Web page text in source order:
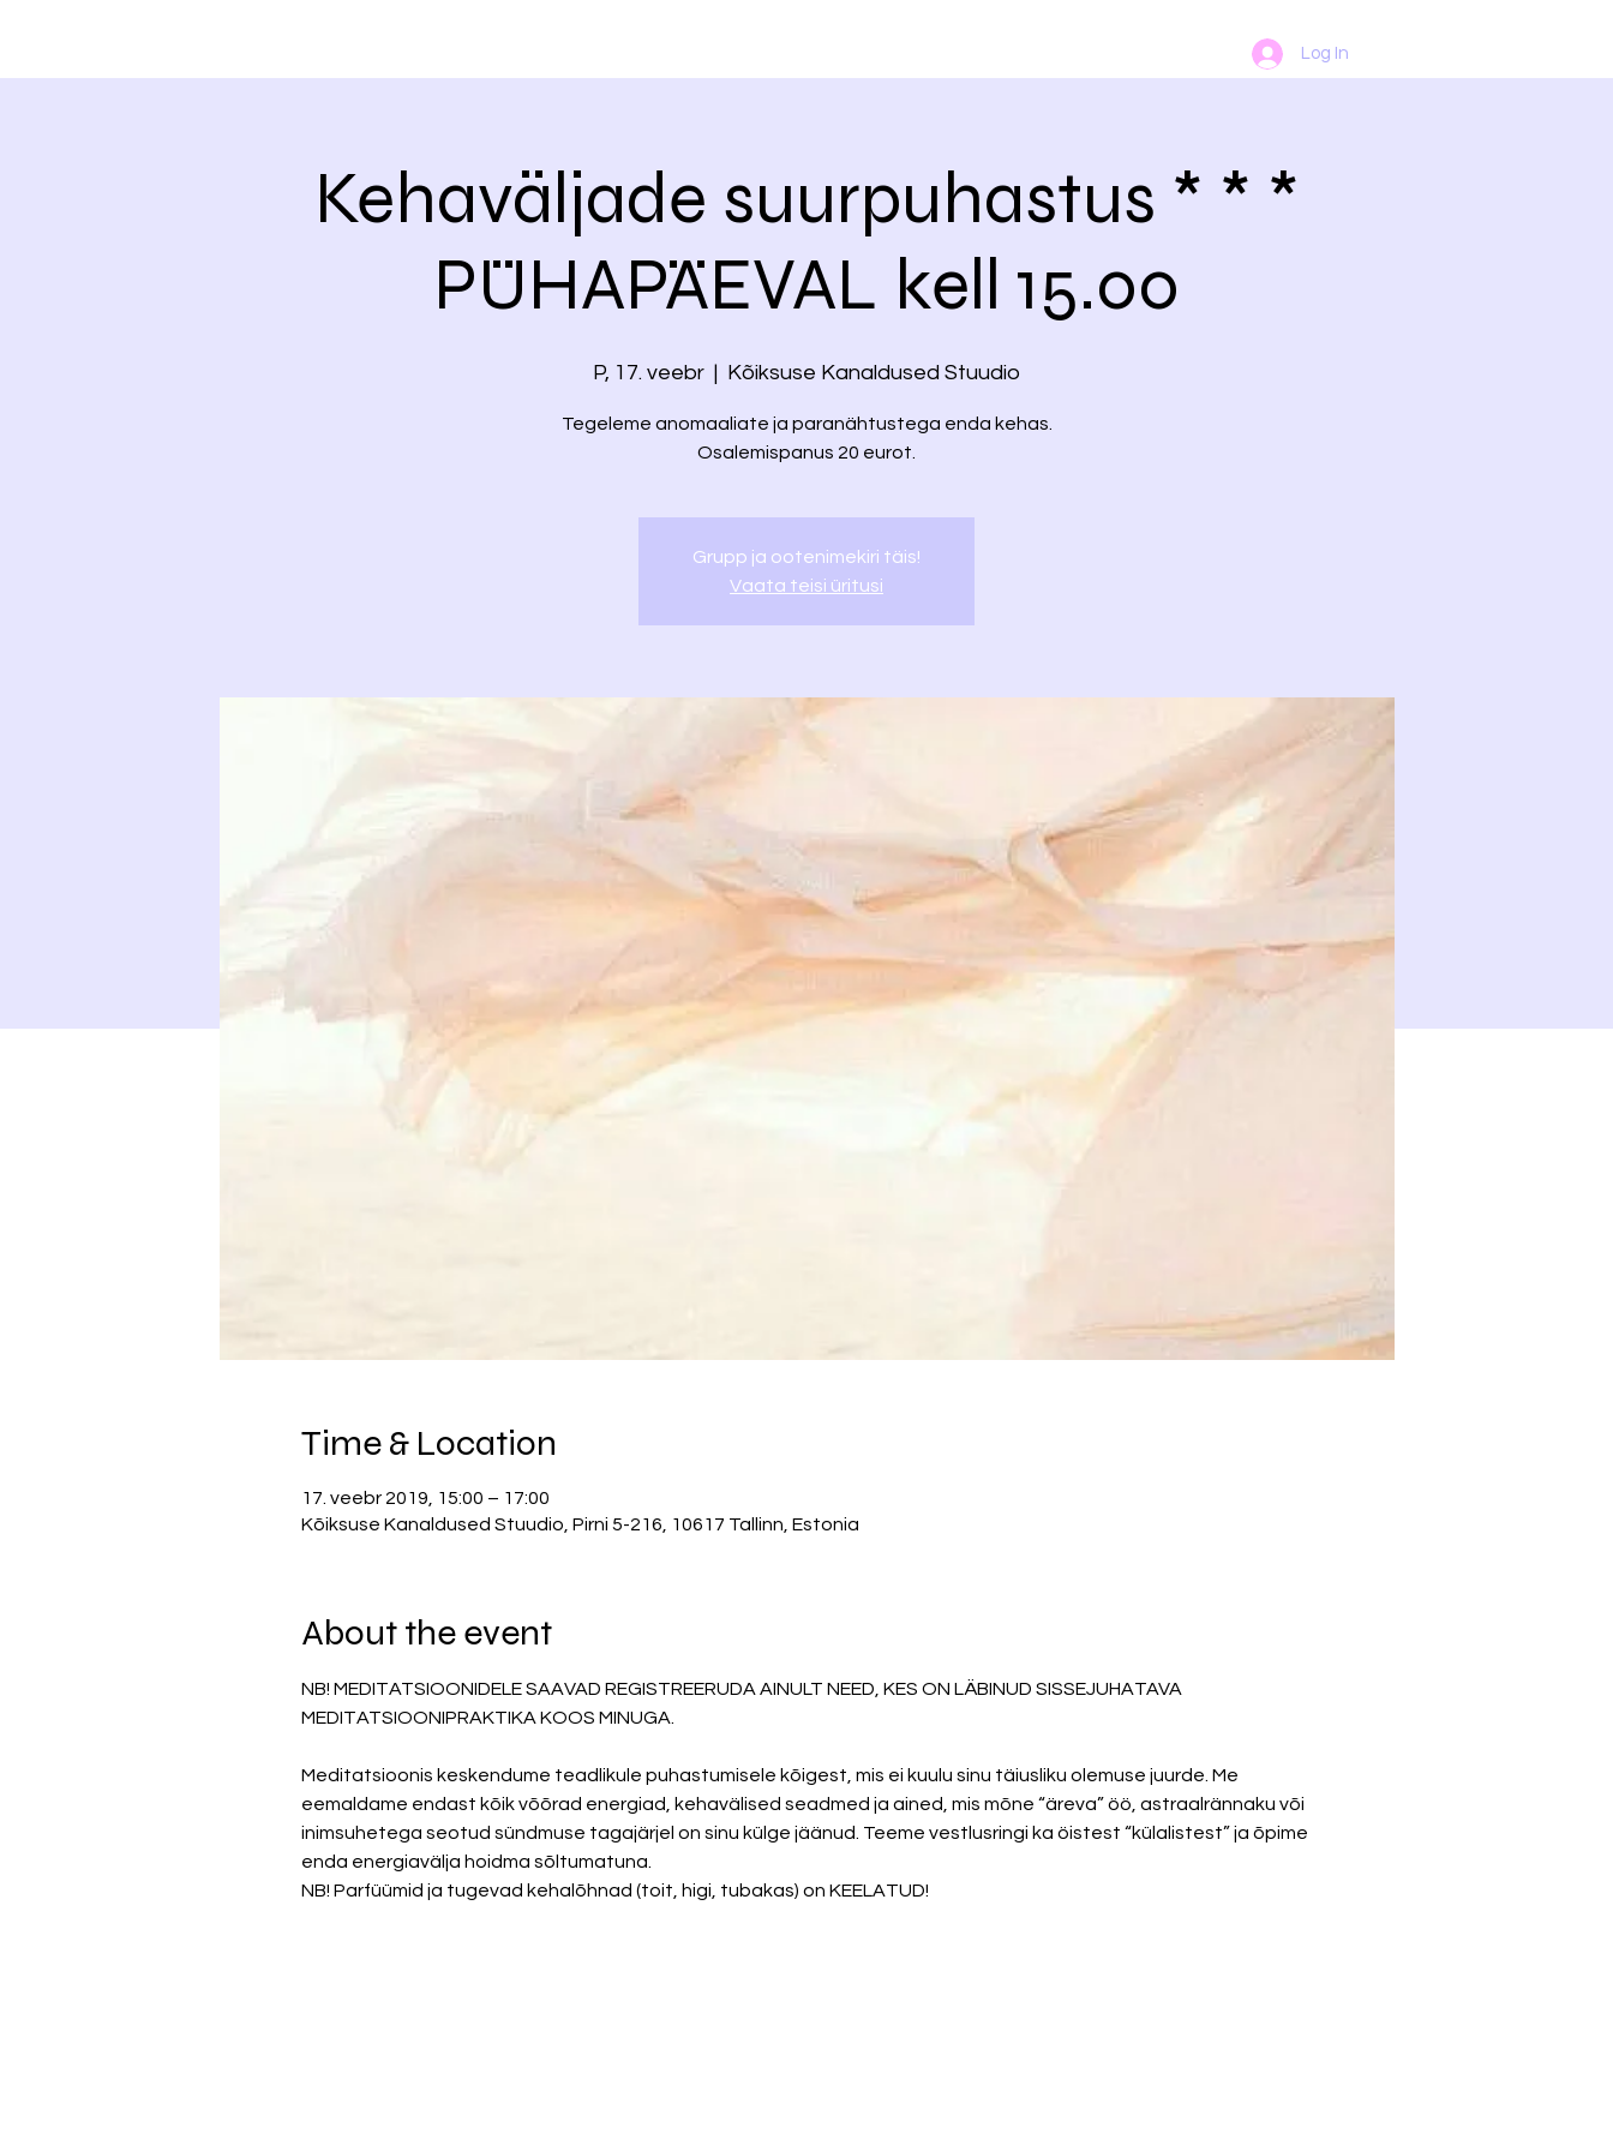
Log In
Kehaväljade suurpuhastus * * *
PÜHAPÄEVAL kell 15.00
P, 17. veebr
  |
Kõiksuse Kanaldused Stuudio
Tegeleme anomaaliate ja paranähtustega enda kehas.
Osalemispanus 20 eurot.
Grupp ja ootenimekiri täis!
Vaata teisi üritusi
Time & Location
17. veebr 2019, 15:00 – 17:00
Kõiksuse Kanaldused Stuudio, Pirni 5-216, 10617 Tallinn, Estonia
About the event
NB! MEDITATSIOONIDELE SAAVAD REGISTREERUDA AINULT NEED, KES ON LÄBINUD SISSEJUHATAVA
MEDITATSIOONIPRAKTIKA KOOS MINUGA.
Meditatsioonis keskendume teadlikule puhastumisele kõigest, mis ei kuulu sinu täiusliku olemuse juurde. Me
eemaldame endast kõik võõrad energiad, kehavälised seadmed ja ained, mis mõne “äreva” öö, astraalrännaku või
inimsuhetega seotud sündmuse tagajärjel on sinu külge jäänud. Teeme vestlusringi ka öistest “külalistest” ja õpime
enda energiavälja hoidma sõltumatuna.
NB! Parfüümid ja tugevad kehalõhnad (toit, higi, tubakas) on KEELATUD!